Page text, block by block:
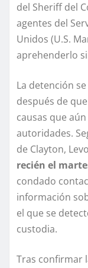
del Sheriff del
agentes del
Unidos (U.S.
aprehenderlo
La detención
después de
causas que
autoridades.
de Clayton,
recién el
condado
información
el que se
custodia.
Tras confirmar